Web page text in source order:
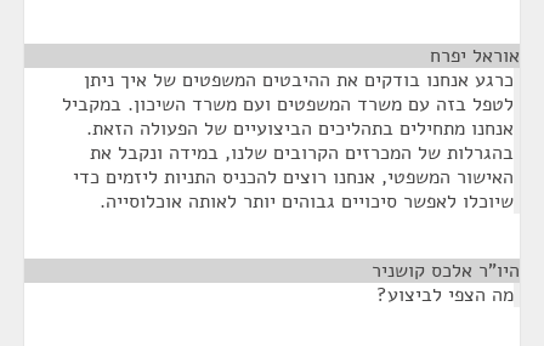
אוראל יפרח
כרגע אנחנו בודקים את ההיבטים המשפטים של איך ניתן
לטפל בזה עם משרד המשפטים ועם משרד השיכון. במקביל
אנחנו מתחילים בתהליכים הביצועיים של הפעולה הזאת.
בהגרלות של המכרזים הקרובים שלנו, במידה ונקבל את
האישור המשפטי, אנחנו רוצים להכניס התניות ליזמים כדי
שיוכלו לאפשר סיכויים גבוהים יותר לאותה אוכלוסייה.
היו"ר אלכס קושניר
מה הצפי לביצוע?